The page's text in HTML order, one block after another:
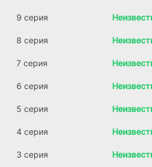
9 серия
8 серия
7 серия
6 серия
5 серия
4 серия
3 серия